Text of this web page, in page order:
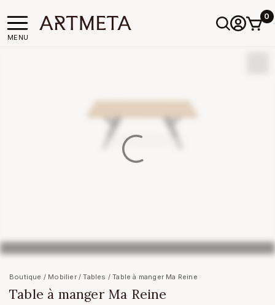
MENU
0
Boutique / Mobilier/Tables / Table à manger Ma Reine
Table à manger Ma Reine